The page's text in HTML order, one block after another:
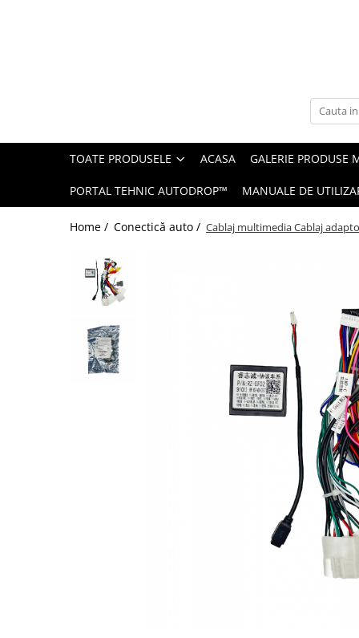
Mercedes Benz
TOATE PRODUSELE ACASA GALERIE PRODUSE
PORTAL TEHNIC AUTODROP™ MANUALE DE
Home / Conectică auto / Cablaj multimedia Cablaj